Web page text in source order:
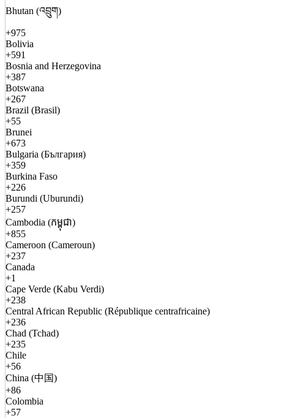
Bhutan (འབྲུག)
+975
Bolivia
+591
Bosnia and Herzegovina
+387
Botswana
+267
Brazil (Brasil)
+55
Brunei
+673
Bulgaria (България)
+359
Burkina Faso
+226
Burundi (Uburundi)
+257
Cambodia (កម្ពុជា)
+855
Cameroon (Cameroun)
+237
Canada
+1
Cape Verde (Kabu Verdi)
+238
Central African Republic (République centrafricaine)
+236
Chad (Tchad)
+235
Chile
+56
China (中国)
+86
Colombia
+57